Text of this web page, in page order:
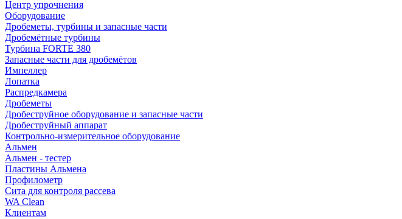
Центр упрочнения
Оборудование
Дробеметы, турбины и запасные части
Дробемётные турбины
Турбина FORTE 380
Запасные части для дробемётов
Импеллер
Лопатка
Распредкамера
Дробеметы
Дробеструйное оборудование и запасные части
Дробеструйный аппарат
Контрольно-измерительное оборудование
Альмен
Альмен - тестер
Пластины Альмена
Профилометр
Сита для контроля рассева
WA Clean
Клиентам